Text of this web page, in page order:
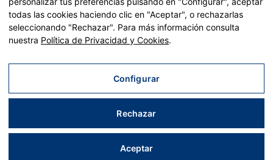
Plan de Recuperación, Transformación y Resiliencia – Financiado por
Recuperación y resiliencia, establecido por el Reglamento (UE)
2021/241 del Parlamento Europeo y del Consejo, de 12 de febrero
Aviso legal|Política de privacidad|Política de cookies|Accesibilidad|Mapa web
| Desarrollado porTrestristes
todas las cookies haciendo clic en "Aceptar", o rechazarlas
seleccionando "Rechazar". Para más información consulta
nuestra Política de Privacidad y Cookies.
Configurar
Rechazar
Aceptar